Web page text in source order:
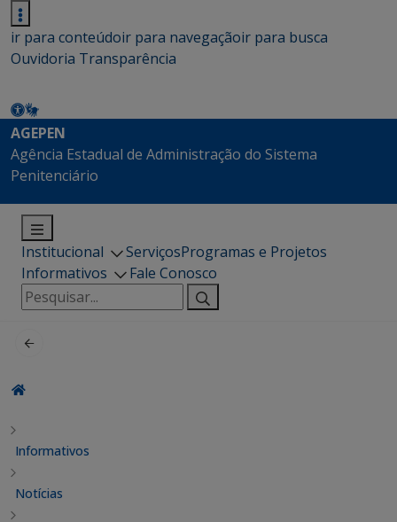
ir para conteúdoir para navegaçãoir para busca
Ouvidoria Transparência
AGEPEN
Agência Estadual de Administração do Sistema
Penitenciário
Institucional ServiçosProgramas e Projetos
Informativos
Fale Conosco
Pesquisar
por:
Informativos
Notícias